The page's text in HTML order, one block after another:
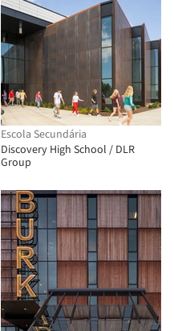
Escola Secundária
Discovery High School / DLR
Group